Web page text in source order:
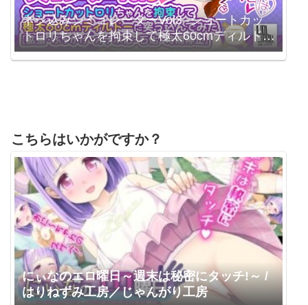
ネジ込みシミュレーターVol3 -ショートカッ
トロリちゃんを拘束して極太60cmディルドー
に突っ込んでみた-【拡張・ぶっかけ・オナホ
こちらはいかがですか？
にぃなのエロ曜日～週末は秘密にタッチ!～ /
はりねずみ工房／じゃんがり工房